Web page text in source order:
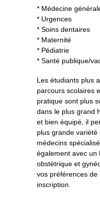
* Médecine
* Urgences
* Soins dentaires
* Maternité
* Pédiatrie
* Santé publique/
Les étudiants plus
parcours scolaires
pratique sont plus
dans le plus grand
et bien équipé, il
plus grande
médecins
également avec un
obstétrique et
vos préférences
inscription.